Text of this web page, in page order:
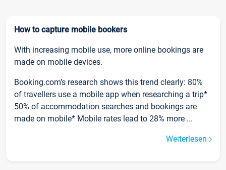
How to capture mobile bookers
With increasing mobile use, more online bookings are
made on mobile devices.
Booking.com’s research shows this trend clearly: 80%
of travellers use a mobile app when researching a trip*
50% of accommodation searches and bookings are
made on mobile* Mobile rates lead to 28% more ...
Weiterlesen